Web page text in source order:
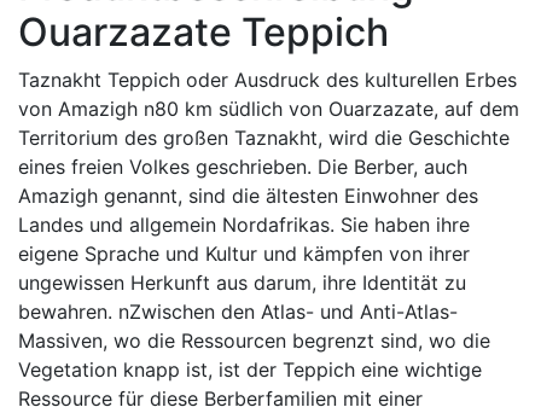
Ouarzazate Teppich
Taznakht Teppich oder Ausdruck des kulturellen Erbes
von Amazigh n80 km südlich von Ouarzazate, auf dem
Territorium des großen Taznakht, wird die Geschichte
eines freien Volkes geschrieben. Die Berber, auch
Amazigh genannt, sind die ältesten Einwohner des
Landes und allgemein Nordafrikas. Sie haben ihre
eigene Sprache und Kultur und kämpfen von ihrer
ungewissen Herkunft aus darum, ihre Identität zu
bewahren. nZwischen den Atlas- und Anti-Atlas-
Massiven, wo die Ressourcen begrenzt sind, wo die
Vegetation knapp ist, ist der Teppich eine wichtige
Ressource für diese Berberfamilien mit einer